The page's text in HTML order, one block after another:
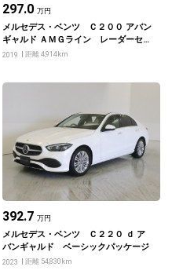
297.0 万円
メルセデス・ベンツ Ｃ２００ アバン
ギャルド ＡＭＧライン レーダーセー
フティパッケージ
2019 距離 4,914km
392.7 万円
メルセデス・ベンツ Ｃ２２０ ｄ ア
バンギャルド ベーシックパッケージ
2023 距離 54,830km